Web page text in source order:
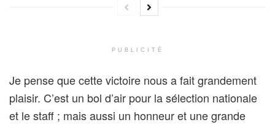
PUBLICITÉ
Je pense que cette victoire nous a fait grandement
plaisir. C’est un bol d’air pour la sélection nationale
et le staff ; mais aussi un honneur et une grande